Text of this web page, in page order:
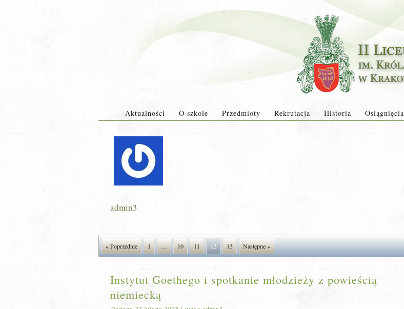
Aktualności O szkole Przedmioty Rekrutacja Historia Osiągnięcia
admin3
« Poprzednie 1 … 10 11 12 13 Następne »
Instytut Goethego i spotkanie młodzieży z powieścią
niemiecką